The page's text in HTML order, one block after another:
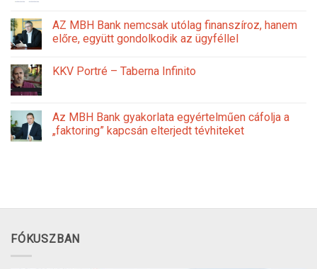
AZ MBH Bank nemcsak utólag finanszíroz, hanem
előre, együtt gondolkodik az ügyféllel
KKV Portré – Taberna Infinito
Az MBH Bank gyakorlata egyértelműen cáfolja a
„faktoring” kapcsán elterjedt tévhiteket
FÓKUSZBAN